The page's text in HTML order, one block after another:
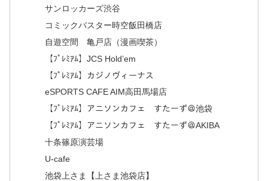
サンロッカーズ渋谷
コミックバスター時空飯田橋店
自遊空間 亀戸店（漫画喫茶）
【ﾌﾟﾚﾐｱﾑ】JCS Hold’em
【ﾌﾟﾚﾐｱﾑ】カジノヴィーナス
eSPORTS CAFE AIM高田馬場店
【ﾌﾟﾚﾐｱﾑ】アニソンカフェ すたーず＠池袋
【ﾌﾟﾚﾐｱﾑ】アニソンカフェ すたーず＠AKIBA
十条篠原演芸場
U-cafe
池袋上さま【上さま池袋店】